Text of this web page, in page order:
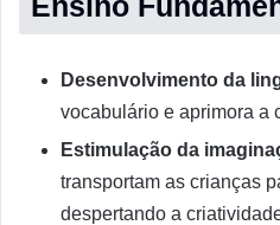
Desenvolvimento da
vocabulário e aprimora a
Estimulação da
transportam as crianças
despertando a